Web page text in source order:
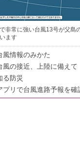
非常に強い台風13号が父島
ます
風情報のみかた
風の接近、上陸に備えて
る防災
プリで台風進路予報を確